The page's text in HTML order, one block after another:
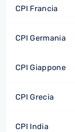
CPI Francia
CPI Germania
CPI Giappone
CPI Grecia
CPI India